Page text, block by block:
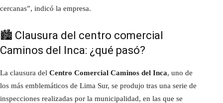
cercanas”, indicó la empresa.
🏙️ Clausura del centro comercial
Caminos del Inca: ¿qué pasó?
La clausura del Centro Comercial Caminos del Inca, uno de
los más emblemáticos de Lima Sur, se produjo tras una serie de
inspecciones realizadas por la municipalidad, en las que se